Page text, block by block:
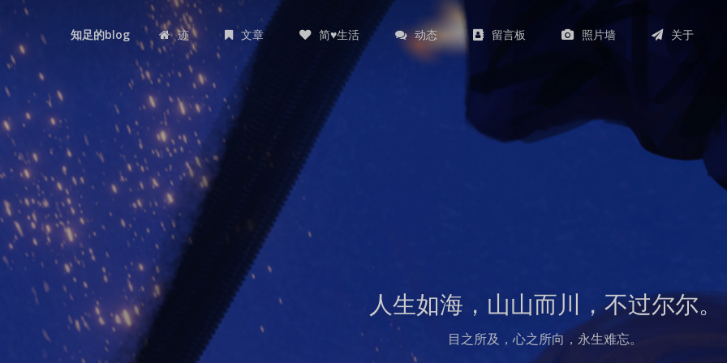
知足的blog 迹 文章 简♥生活 动态 留言板 照片墙 关于
人生如海，山山而川，不过尔尔。
目之所及，心之所向，永生难忘。